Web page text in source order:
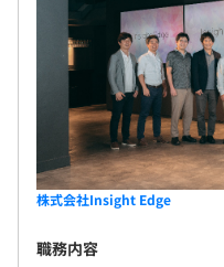
株式会社Insight Edge
職務内容